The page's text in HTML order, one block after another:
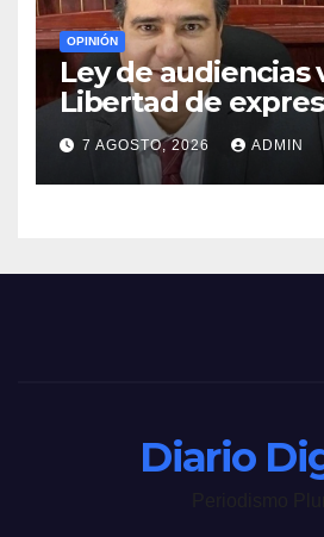
OPINIÓN
Ley de audiencias
Libertad de
7 AGOSTO, 2026 ADMIN
Diario